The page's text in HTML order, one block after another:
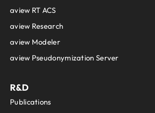
aview RT ACS
aview Research
aview Modeler
aview Pseudonymization Server
R&D
Publications